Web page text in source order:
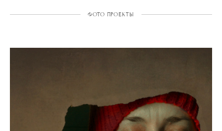
ФОТО ПРОЕКТЫ